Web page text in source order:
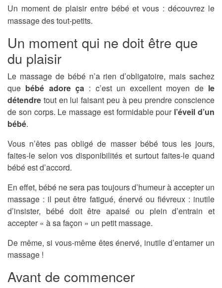
Un moment de plaisir entre bébé et vous : découvrez le
massage des tout-petits.
Un moment qui ne doit être que
du plaisir
Le massage de bébé n’a rien d’obligatoire, mais sachez
que bébé adore ça: c’est un excellent moyen de le
détendre tout en lui faisant peu à peu prendre conscience
de son corps. Le massage est formidable pourl’éveil d’un
bébé.
Vous n’êtes pas obligé de masser bébé tous les jours,
faites-le selon vos disponibilités et surtout faites-le quand
bébé est d’accord.
En effet, bébé ne sera pas toujours d’humeur à accepter un
massage : il peut être fatigué, énervé ou fiévreux : inutile
d’insister, bébé doit être apaisé ou plein d’entrain et
accepter « à sa façon » un petit massage.
De même, si vous-même êtes énervé, inutile d’entamer un
massage !
Avant de commencer